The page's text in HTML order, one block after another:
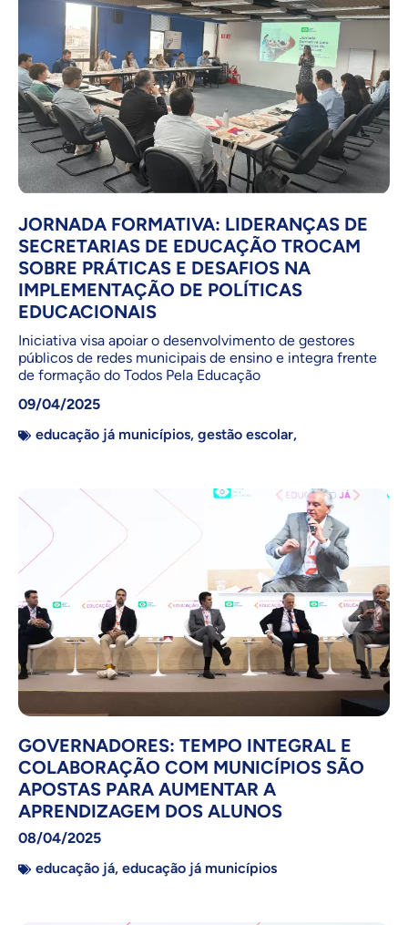
JORNADA FORMATIVA: LIDERANÇAS DE
SECRETARIAS DE EDUCAÇÃO TROCAM
SOBRE PRÁTICAS E DESAFIOS NA
IMPLEMENTAÇÃO DE POLÍTICAS
EDUCACIONAIS
Iniciativa visa apoiar o desenvolvimento de gestores
públicos de redes municipais de ensino e integra frente
de formação do Todos Pela Educação
09/04/2025
educação já municípios, gestão escolar,
GOVERNADORES: TEMPO INTEGRAL E
COLABORAÇÃO COM MUNICÍPIOS SÃO
APOSTAS PARA AUMENTAR A
APRENDIZAGEM DOS ALUNOS
08/04/2025
educação já, educação já municípios